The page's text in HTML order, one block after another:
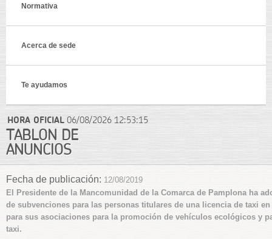
Normativa
Acerca de sede
Te ayudamos
HORA OFICIAL 06/08/2026 12:53:15
TABLÓN DE
ANUNCIOS
Fecha de publicación: 12/08/2019
El Presidente de la Mancomunidad de la Comarca de Pamplona ha
de subvenciones para las personas titulares de una licencia de taxi
para sus asociaciones para la promoción de vehículos ecológicos y
taxi.